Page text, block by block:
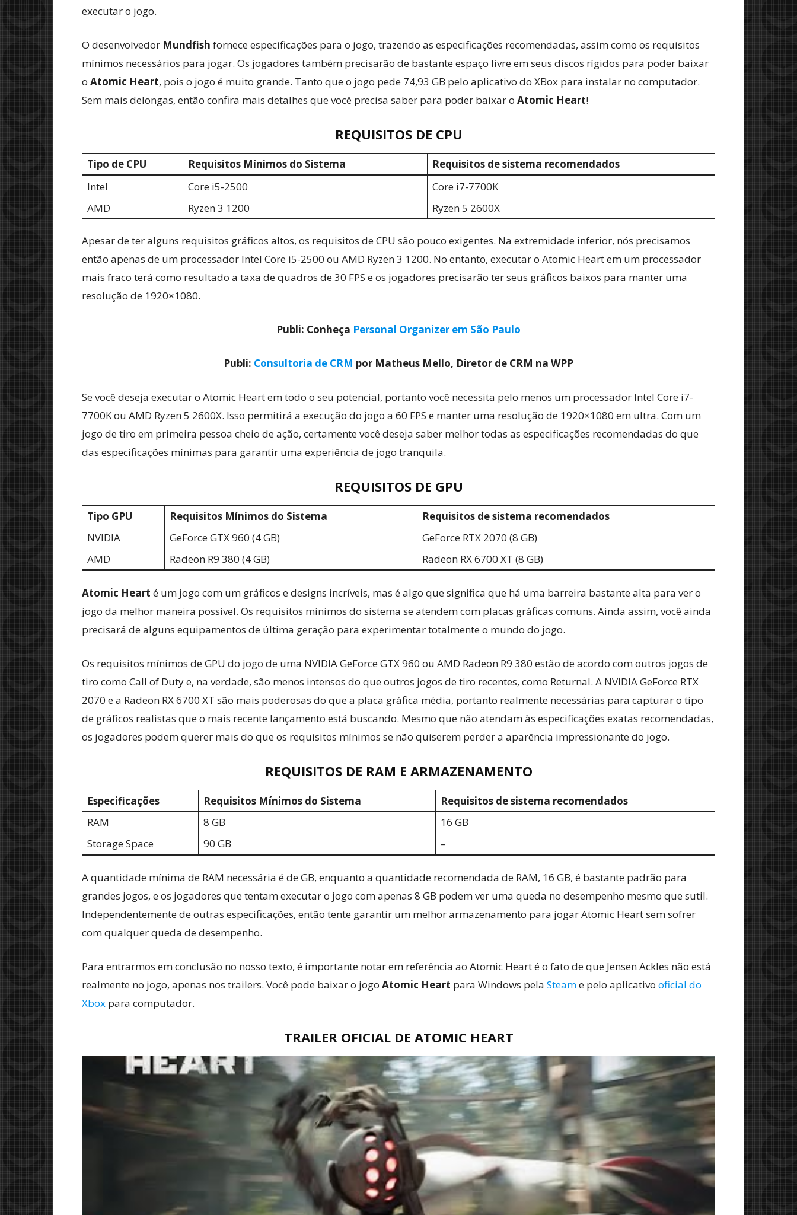
executar o jogo.
O desenvolvedor Mundfish fornece especificações para o jogo, trazendo as especificações recomendadas, assim como os requisitos
mínimos necessários para jogar. Os jogadores também precisarão de bastante espaço livre em seus discos rígidos para poder baixar
o Atomic Heart, pois o jogo é muito grande. Tanto que o jogo pede 74,93 GB pelo aplicativo do XBox para instalar no computador.
Sem mais delongas, então confira mais detalhes que você precisa saber para poder baixar o Atomic Heart!
REQUISITOS DE CPU
Tipo de CPU Requisitos Mínimos do Sistema
Requisitos de sistema recomendados
Intel
Core i5-2500
Core i7-7700K
AMD
Ryzen 3 1200 Ryzen 5 2600X
Apesar de ter alguns requisitos gráficos altos, os requisitos de CPU são pouco exigentes. Na extremidade inferior, nós precisamos
então apenas de um processador Intel Core i5-2500 ou AMD Ryzen 3 1200. No entanto, executar o Atomic Heart em um processador
mais fraco terá como resultado a taxa de quadros de 30 FPS e os jogadores precisarão ter seus gráficos baixos para manter uma
resolução de 1920×1080.
Publi: Conheça Personal Organizer em São Paulo
Publi: Consultoria de CRM por Matheus Mello, Diretor de CRM na WPP
Se você deseja executar o Atomic Heart em todo o seu potencial, portanto você necessita pelo menos um processador Intel Core i7-
7700K ou AMD Ryzen 5 2600X. Isso permitirá a execução do jogo a 60 FPS e manter uma resolução de 1920×1080 em ultra. Com um
jogo de tiro em primeira pessoa cheio de ação, certamente você deseja saber melhor todas as especificações recomendadas do que
das especificações mínimas para garantir uma experiência de jogo tranquila.
REQUISITOS DE GPU
Tipo GPU Requisitos Mínimos do Sistema
Requisitos de sistema recomendados
NVIDIA
GeForce GTX 960 (4 GB)
GeForce RTX 2070 (8 GB)
AMD
Radeon R9 380 (4 GB) Radeon RX 6700 XT (8 GB)
Atomic Heart é um jogo com um gráficos e designs incríveis, mas é algo que significa que há uma barreira bastante alta para ver o
jogo da melhor maneira possível. Os requisitos mínimos do sistema se atendem com placas gráficas comuns. Ainda assim, você ainda
precisará de alguns equipamentos de última geração para experimentar totalmente o mundo do jogo.
Os requisitos mínimos de GPU do jogo de uma NVIDIA GeForce GTX 960 ou AMD Radeon R9 380 estão de acordo com outros jogos de
tiro como Call of Duty e, na verdade, são menos intensos do que outros jogos de tiro recentes, como Returnal. A NVIDIA GeForce RTX
2070 e a Radeon RX 6700 XT são mais poderosas do que a placa gráfica média, portanto realmente necessárias para capturar o tipo
de gráficos realistas que o mais recente lançamento está buscando. Mesmo que não atendam às especificações exatas recomendadas,
os jogadores podem querer mais do que os requisitos mínimos se não quiserem perder a aparência impressionante do jogo.
REQUISITOS DE RAM E ARMAZENAMENTO
Especificações Requisitos Mínimos do Sistema
Requisitos de sistema recomendados
RAM
8 GB
16 GB
Storage Space
90 GB –
A quantidade mínima de RAM necessária é de GB, enquanto a quantidade recomendada de RAM, 16 GB, é bastante padrão para
grandes jogos, e os jogadores que tentam executar o jogo com apenas 8 GB podem ver uma queda no desempenho mesmo que sutil.
Independentemente de outras especificações, então tente garantir um melhor armazenamento para jogar Atomic Heart sem sofrer
com qualquer queda de desempenho.
Para entrarmos em conclusão no nosso texto, é importante notar em referência ao Atomic Heart é o fato de que Jensen Ackles não está
realmente no jogo, apenas nos trailers. Você pode baixar o jogo Atomic Heart para Windows pela Steame pelo aplicativo oficial do
Xbox para computador.
TRAILER OFICIAL DE ATOMIC HEART